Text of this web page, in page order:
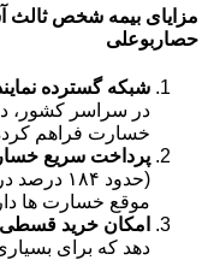
مزایای بیمه شخص ثالث
حصاربوعلی
شبکه گسترده
در سراسر کشور،
خسارت فراهم
پرداخت سریع
موقع خسارت ها
امکان خرید
دهد که برای